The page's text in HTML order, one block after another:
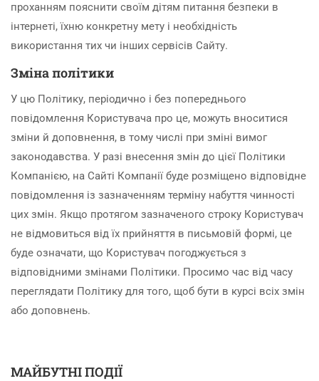
проханням пояснити своїм дітям питання безпеки в
інтернеті, їхню конкретну мету і необхідність
використання тих чи інших сервісів Сайту.
Зміна політики
У цю Політику, періодично і без попереднього
повідомлення Користувача про це, можуть вноситися
зміни й доповнення, в тому числі при зміні вимог
законодавства. У разі внесення змін до цієї Політики
Компанією, на Сайті Компанії буде розміщено відповідне
повідомлення із зазначенням терміну набуття чинності
цих змін. Якщо протягом зазначеного строку Користувач
не відмовиться від їх прийняття в письмовій формі, це
буде означати, що Користувач погоджується з
відповідними змінами Політики. Просимо час від часу
переглядати Політику для того, щоб бути в курсі всіх змін
або доповнень.
МАЙБУТНІ ПОДІЇ